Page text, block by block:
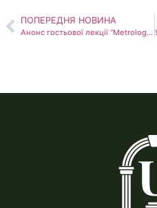
ПОПЕРЕДНЯ НОВИНА
Анонс гостьової лекції “Metrology in nanoscience”